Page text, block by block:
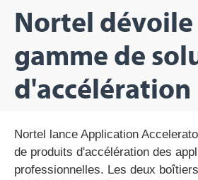
Nortel dévoile
gamme de
d'accélération
Nortel lance Application
de produits d'accélération des
professionnelles. Les deux